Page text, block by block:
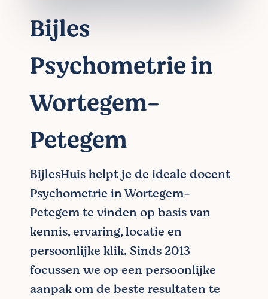
Bijles
Psychometrie in
Wortegem-
Petegem
BijlesHuis helpt je de ideale docent
Psychometrie in Wortegem-
Petegem te vinden op basis van
kennis, ervaring, locatie en
persoonlijke klik. Sinds 2013
focussen we op een persoonlijke
aanpak om de beste resultaten te